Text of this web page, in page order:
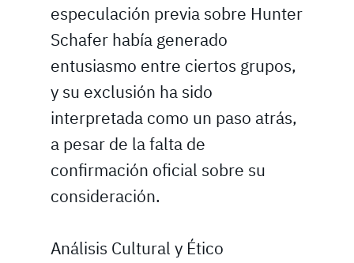
especulación previa sobre Hunter
Schafer había generado
entusiasmo entre ciertos grupos,
y su exclusión ha sido
interpretada como un paso atrás,
a pesar de la falta de
confirmación oficial sobre su
consideración.
Análisis Cultural y Ético